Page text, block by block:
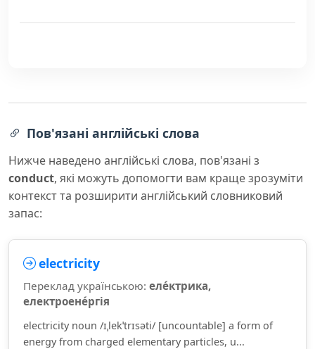
Пов'язані англійські слова
Нижче наведено англійські слова, пов'язані з
conduct, які можуть допомогти вам краще зрозуміти
контекст та розширити англійський словниковий
запас:
electricity
Переклад українською: еле́ктрика,
електроене́ргія
electricity noun /ɪˌlekˈtrɪsəti/ [uncountable] a form of
energy from charged elementary particles, u...